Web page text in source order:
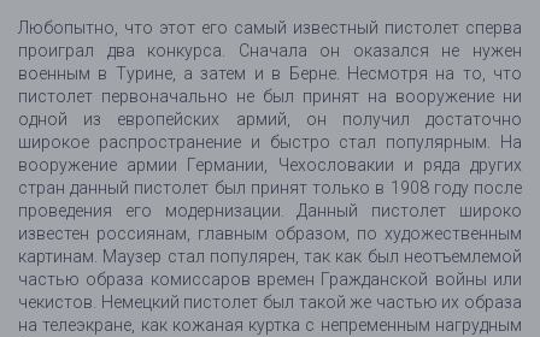
Любопытно, что этот его самый известный пистолет сперва
проиграл два конкурса. Сначала он оказался не нужен
военным в Турине, а затем и в Берне. Несмотря на то, что
пистолет первоначально не был принят на вооружение ни
одной из европейских армий, он получил достаточно
широкое распространение и быстро стал популярным. На
вооружение армии Германии, Чехословакии и ряда других
стран данный пистолет был принят только в 1908 году после
проведения его модернизации. Данный пистолет широко
известен россиянам, главным образом, по художественным
картинам. Маузер стал популярен, так как был неотъемлемой
частью образа комиссаров времен Гражданской войны или
чекистов. Немецкий пистолет был такой же частью их образа
на телеэкране, как кожаная куртка с непременным нагрудным